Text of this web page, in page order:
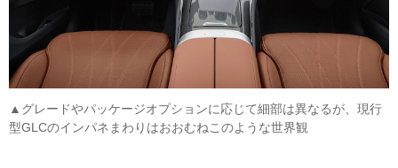
▲グレードやパッケージオプションに応じて細部は異なるが、現行
型GLCのインパネまわりはおおむねこのような世界観